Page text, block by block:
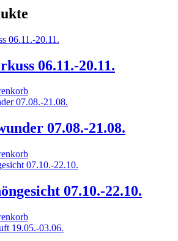
06.11.-20.11.
07.08.-21.08.
07.10.-22.10.